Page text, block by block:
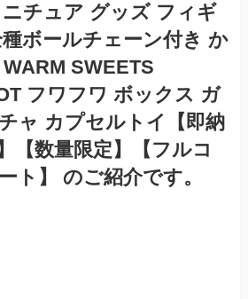
ニチュア グッズ フィギ
ボールチェーン付き か
SWEETS
フワフワ ボックス ガ
ャ カプセルトイ【即納
【数量限定】【フルコ
ト】 のご紹介です。